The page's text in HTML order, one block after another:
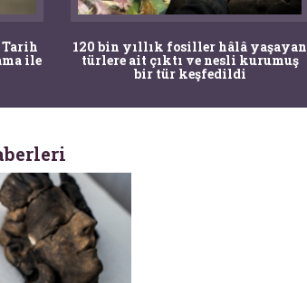
ile
120 bin yıllık fosiller hâlâ yaşayan
türlere ait çıktı ve nesli kurumuş
bir tür keşfedildi